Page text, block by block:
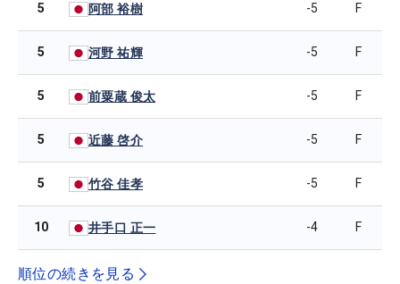
5 阿部 裕樹 -5 F
5 河野 祐輝 -5 F
5 前粟蔵 俊太 -5 F
5 近藤 啓介 -5 F
5 竹谷 佳孝 -5 F
10 井手口 正一 -4 F
順位の続きを見る